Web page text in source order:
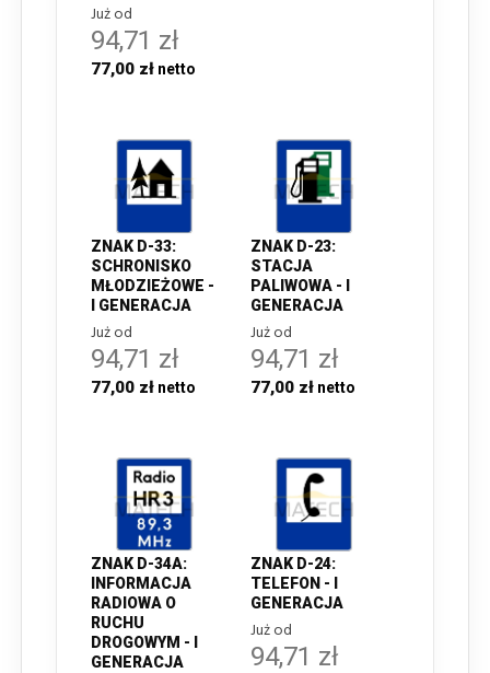
Już od
94,71 zł
77,00 zł
ZNAK D-33:
SCHRONISKO
MŁODZIEŻOWE -
I GENERACJA
Już od
94,71 zł
77,00 zł
ZNAK D-23:
STACJA
PALIWOWA - I
GENERACJA
Już od
94,71 zł
77,00 zł
ZNAK D-34A:
INFORMACJA
RADIOWA O
RUCHU
DROGOWYM - I
GENERACJA
ZNAK D-24:
TELEFON - I
GENERACJA
Już od
94,71 zł